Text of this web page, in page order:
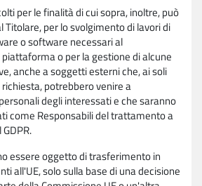
per le finalità di cui sopra, inoltre, può
per lo svolgimento di lavori di
o software necessari al
o per la gestione di alcune
anche a soggetti esterni che, ai soli
potrebbero venire a
degli interessati e che saranno
come Responsabili del trattamento a
essere oggetto di trasferimento in
all'UE, solo sulla base di una decisione